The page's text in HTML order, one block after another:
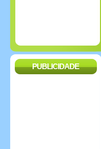
PUBLICIDADE